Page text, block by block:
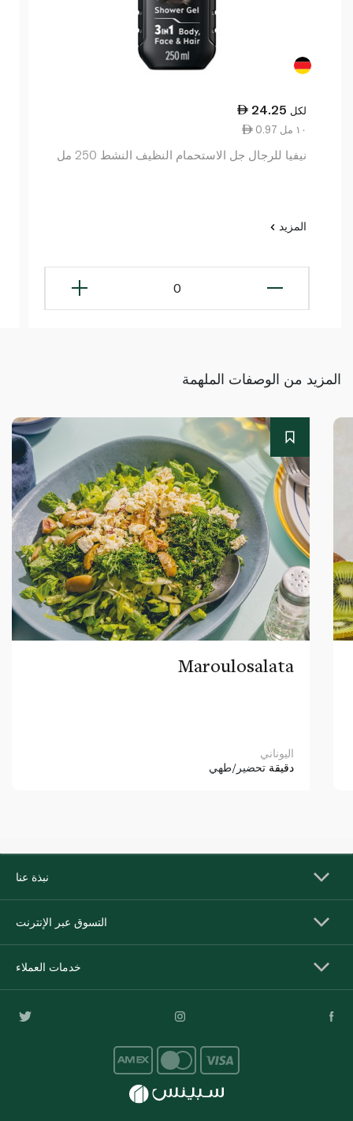
24.25 لكل
0.97 ١٠ مل
نيفيا للرجال جل الاستحمام النظيف النشط 250 مل
المزيد
0
المزيد من الوصفات الملهمة
Maroulosalata
اليوناني
دقيقة تحضير/طهي
نبذة عنا
التسوق عبر الإنترنت
خدمات العملاء